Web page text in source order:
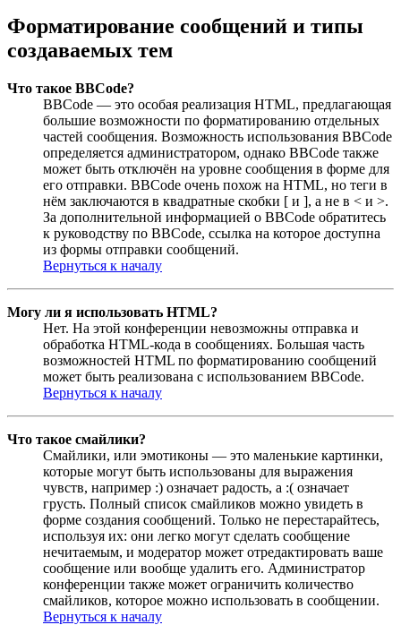
Форматирование сообщений и типы
создаваемых тем
Что такое BBCode?
BBCode — это особая реализация HTML, предлагающая
большие возможности по форматированию отдельных
частей сообщения. Возможность использования BBCode
определяется администратором, однако BBCode также
может быть отключён на уровне сообщения в форме для
его отправки. BBCode очень похож на HTML, но теги в
нём заключаются в квадратные скобки [ и ], а не в < и >.
За дополнительной информацией о BBCode обратитесь
к руководству по BBCode, ссылка на которое доступна
из формы отправки сообщений.
Вернуться к началу
Могу ли я использовать HTML?
Нет. На этой конференции невозможны отправка и
обработка HTML-кода в сообщениях. Большая часть
возможностей HTML по форматированию сообщений
может быть реализована с использованием BBCode.
Вернуться к началу
Что такое смайлики?
Смайлики, или эмотиконы — это маленькие картинки,
которые могут быть использованы для выражения
чувств, например :) означает радость, а :( означает
грусть. Полный список смайликов можно увидеть в
форме создания сообщений. Только не перестарайтесь,
используя их: они легко могут сделать сообщение
нечитаемым, и модератор может отредактировать ваше
сообщение или вообще удалить его. Администратор
конференции также может ограничить количество
смайликов, которое можно использовать в сообщении.
Вернуться к началу